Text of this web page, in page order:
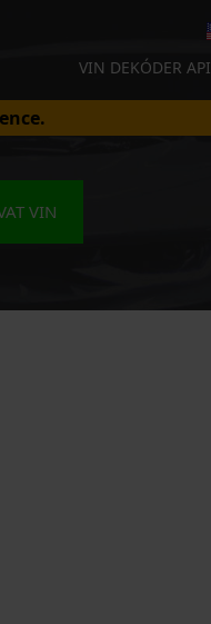
VIN DEKÓDER API
VIN